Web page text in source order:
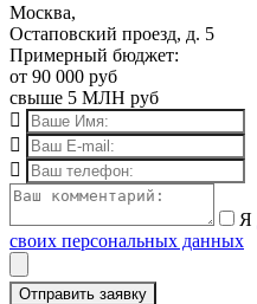
Москва,
Остаповский проезд, д. 5
Примерный бюджет:
от 90 000 руб
свыше 5 МЛН руб
Я
своих персональных данных
Отправить заявку